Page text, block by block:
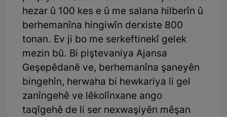
hezar û 100 kes e û me salana hilberîn û
berhemanîna hingiwîn derxiste 800
tonan. Ev ji bo me serkeftinekî gelek
mezin bû. Bi piştevaniya Ajansa
Geşepêdanê ve, berhemanîna şaneyên
bingehîn, herwaha bi hewkariya li gel
zanîngehê ve lêkolînxane ango
taqîgehê de li ser nexwaşiyên mêşan